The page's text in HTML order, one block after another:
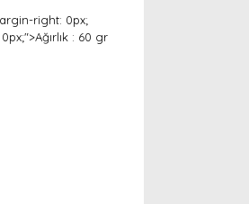
right: 0px;
: 60 gr